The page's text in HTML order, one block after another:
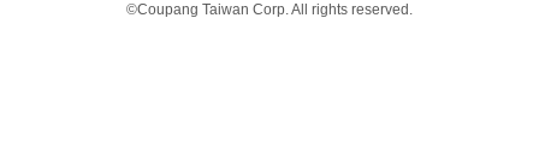
©Coupang Taiwan Corp. All rights reserved.